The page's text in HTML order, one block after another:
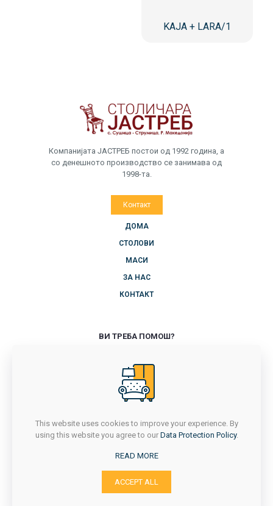
KAJA + LARA/1
Компанијата ЈАСТРЕБ постои од 1992 година, а
со денешното производство се занимава од
1998-та.
Контакт
ДОМА
СТОЛОВИ
МАСИ
ЗА НАС
КОНТАКТ
ВИ ТРЕБА ПОМОШ?
ПОНЕДЕЛНИК-ПЕТОК
7Ч - 16Ч
НЕДЕЛА
с. Сушица, Струмица
Email: stolicara_jastreb@yahoo.com
This website uses cookies to improve your experience. By
using this website you agree to our Data Protection Policy.
READ MORE
ACCEPT ALL